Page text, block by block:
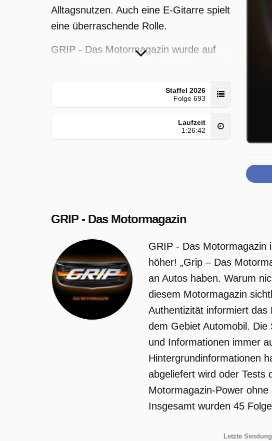
Alltagsnutzen. Auch eine E-Gitarre spielt
eine überraschende Rolle.
GRIP - Das Motormagazin wurde auf
2026, 18:15 Uhr.
Staffel 2026
Folge 693
Laufzeit
1:26:42
GRIP - Das Motormagazin
GRIP - Das Motormagazin
höher! „Grip – Das
an Autos haben. Warum
diesem Motormagazin
Authentizität informiert das
dem Gebiet Automobil.
und Informationen immer
Hintergrundinformationen
abgeliefert wird oder Tests
Motormagazin-Power
Insgesamt wurden 45
Letzte